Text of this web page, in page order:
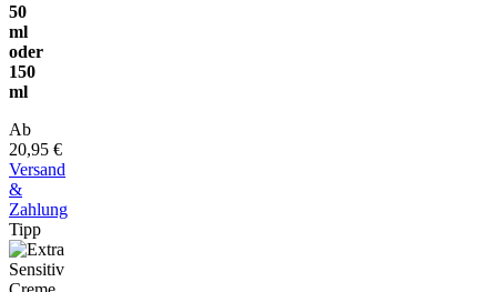
50
ml
oder
150
ml
Ab
20,95 €
Versand
&
Zahlung
Tipp